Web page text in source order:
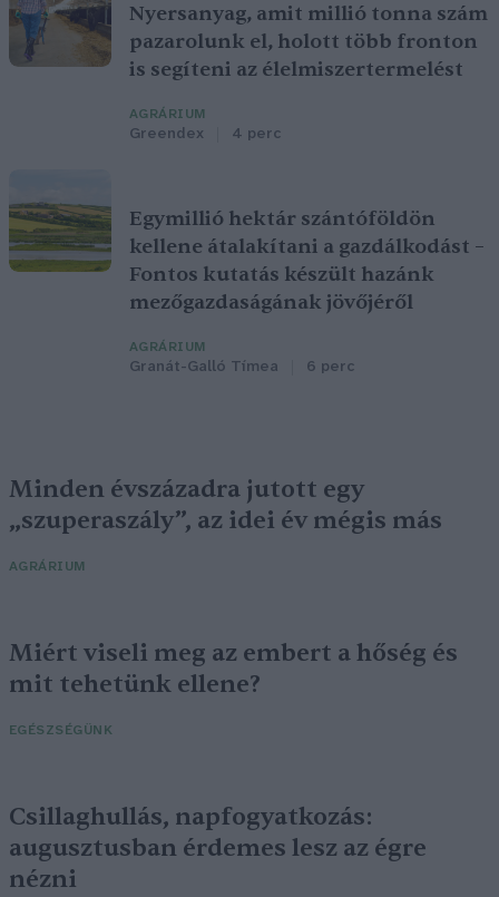
Nyersanyag, amit millió tonna szám
pazarolunk el, holott több fronton
is segíteni az élelmiszertermelést
AGRÁRIUM
Greendex 4 perc
Egymillió hektár szántóföldön
kellene átalakítani a gazdálkodást –
Fontos kutatás készült hazánk
mezőgazdaságának jövőjéről
AGRÁRIUM
Granát-Galló Tímea 6 perc
Minden évszázadra jutott egy
„szuperaszály”, az idei év mégis más
AGRÁRIUM
Miért viseli meg az embert a hőség és
mit tehetünk ellene?
EGÉSZSÉGÜNK
Csillaghullás, napfogyatkozás:
augusztusban érdemes lesz az égre
nézni